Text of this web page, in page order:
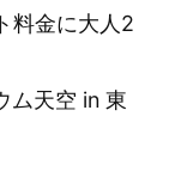
料金に大人2
ム天空 in 東